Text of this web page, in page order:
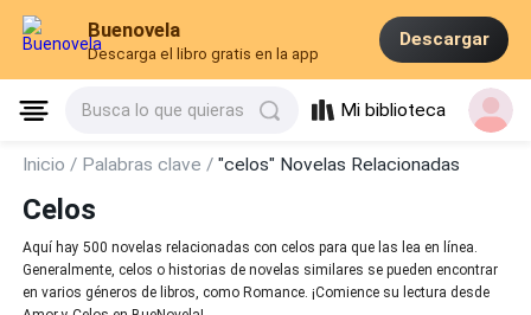
Buenovela
Descarga el libro gratis en la app
Descargar
Busca lo que quieras Mi biblioteca
Inicio / Palabras clave /"celos" Novelas Relacionadas
Celos
Aquí hay 500 novelas relacionadas con celos para que las lea en línea.
Generalmente, celos o historias de novelas similares se pueden encontrar
en varios géneros de libros, como Romance. ¡Comience su lectura desde